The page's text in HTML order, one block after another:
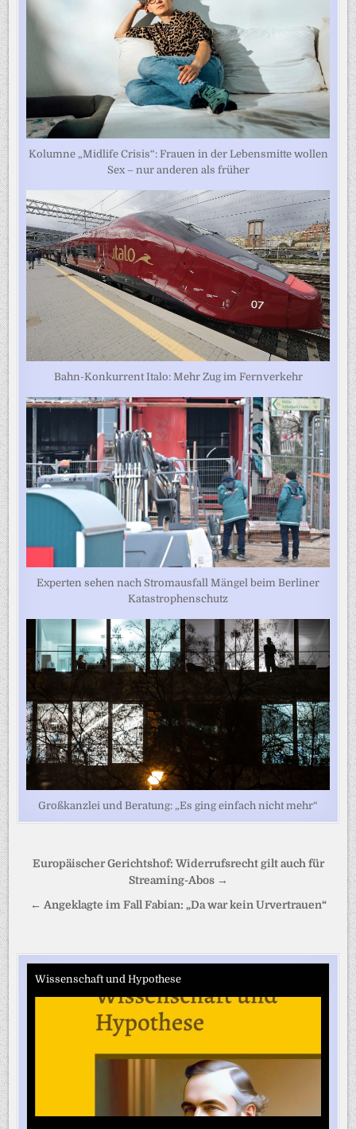
Kolumne „Midlife Crisis“: Frauen in der Lebensmitte wollen
Sex – nur anderen als früher
Bahn-Konkurrent Italo: Mehr Zug im Fernverkehr
Experten sehen nach Stromausfall Mängel beim Berliner
Katastrophenschutz
Großkanzlei und Beratung: „Es ging einfach nicht mehr“
Beitragsnavigation
Europäischer Gerichtshof: Widerrufsrecht gilt auch für
Streaming-Abos →
← Angeklagte im Fall Fabian: „Da war kein Urvertrauen“
Wissenschaft und Hypothese